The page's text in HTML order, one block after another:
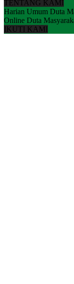
TENTANG KAMI
Harian Umum Duta
Online Duta
IKUTI KAMI